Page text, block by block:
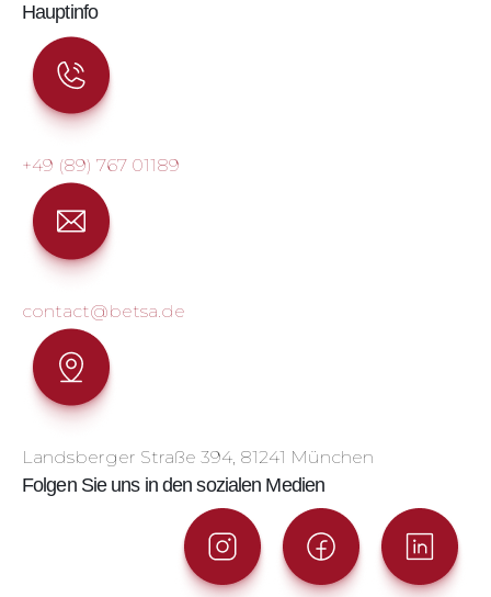
Hauptinfo
+49 (89) 767 01189
contact@betsa.de
Landsberger Straße 394, 81241 München
Folgen Sie uns in den sozialen Medien